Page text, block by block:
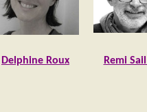
Delphine Roux Remi